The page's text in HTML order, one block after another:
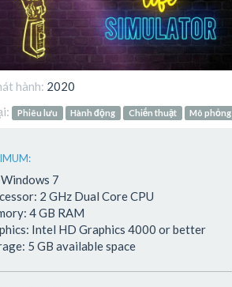
hành: 2020
Phiêu lưu Hành động Chiến thuật Mô phỏng
7
2 GHz Dual Core CPU
4 GB RAM
Intel HD Graphics 4000 or better
5 GB available space